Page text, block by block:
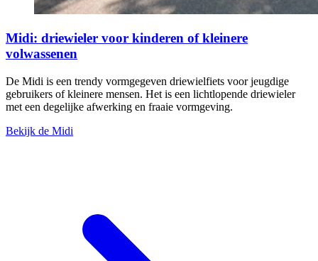
Midi: driewieler voor kinderen of kleinere
volwassenen
De Midi is een trendy vormgegeven driewielfiets voor jeugdige
gebruikers of kleinere mensen. Het is een lichtlopende driewieler
met een degelijke afwerking en fraaie vormgeving.
Bekijk de Midi